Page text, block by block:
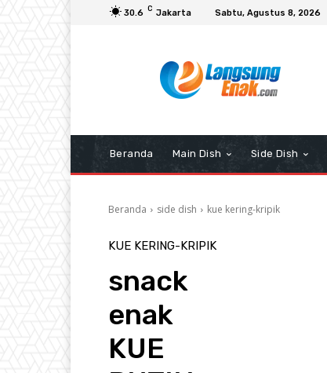
30.6 C Jakarta Sabtu, Agustus 8, 2026
Beranda Main Dish Side Dish
Beranda side dish kue kering-kripik
KUE KERING-KRIPIK
snack
enak
KUE